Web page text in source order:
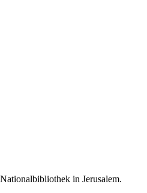
Nationalbibliothek in Jerusalem.